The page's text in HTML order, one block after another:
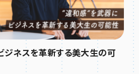
ジネスを革新する美大生の可